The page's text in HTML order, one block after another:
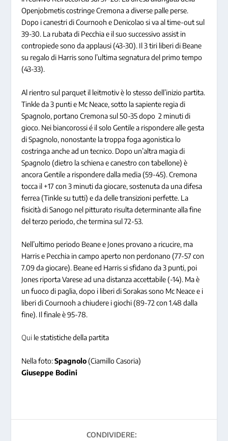
Openjobmetis costringe Cremona a diverse palle perse.
Dopo i canestri di Cournooh e Denicolao si va al time-out sul
39-30. La rubata di Pecchia e il suo successivo assist in
contropiede sono da applausi (43-30). Il 3 tiri liberi di Beane
su regalo di Harris sono l’ultima segnatura del primo tempo
(43-33).
Al rientro sul parquet il leitmotiv è lo stesso dell’inizio partita.
Tinkle da 3 punti e Mc Neace, sotto la sapiente regia di
Spagnolo, portano Cremona sul 50-35 dopo 2 minuti di
gioco. Nei biancorossi é il solo Gentile a rispondere alle gesta
di Spagnolo, nonostante la troppa foga agonistica lo
costringa anche ad un tecnico. Dopo un’altra magia di
Spagnolo (dietro la schiena e canestro con tabellone) è
ancora Gentile a rispondere dalla media (59-45). Cremona
tocca il +17 con 3 minuti da giocare, sostenuta da una difesa
ferrea (Tinkle su tutti) e da delle transizioni perfette. La
fisicità di Sanogo nel pitturato risulta determinante alla fine
del terzo periodo, che termina sul 72-53.
Nell’ultimo periodo Beane e Jones provano a ricucire, ma
Harris e Pecchia in campo aperto non perdonano (77-57 con
7.09 da giocare). Beane ed Harris si sfidano da 3 punti, poi
Jones riporta Varese ad una distanza accettabile (-14). Ma è
un fuoco di paglia, dopo i liberi di Sorakas sono Mc Neace e i
liberi di Cournooh a chiudere i giochi (89-72 con 1.48 dalla
fine). Il finale è 95-78.
Qui le statistiche della partita
Nella foto:Spagnolo(Ciamillo Casoria)
Giuseppe Bodini
CONDIVIDERE: